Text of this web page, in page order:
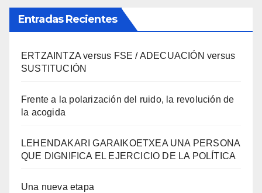
Entradas Recientes
ERTZAINTZA versus FSE / ADECUACIÓN versus
SUSTITUCIÓN
Frente a la polarización del ruido, la revolución de
la acogida
LEHENDAKARI GARAIKOETXEA UNA PERSONA
QUE DIGNIFICA EL EJERCICIO DE LA POLÍTICA
Una nueva etapa